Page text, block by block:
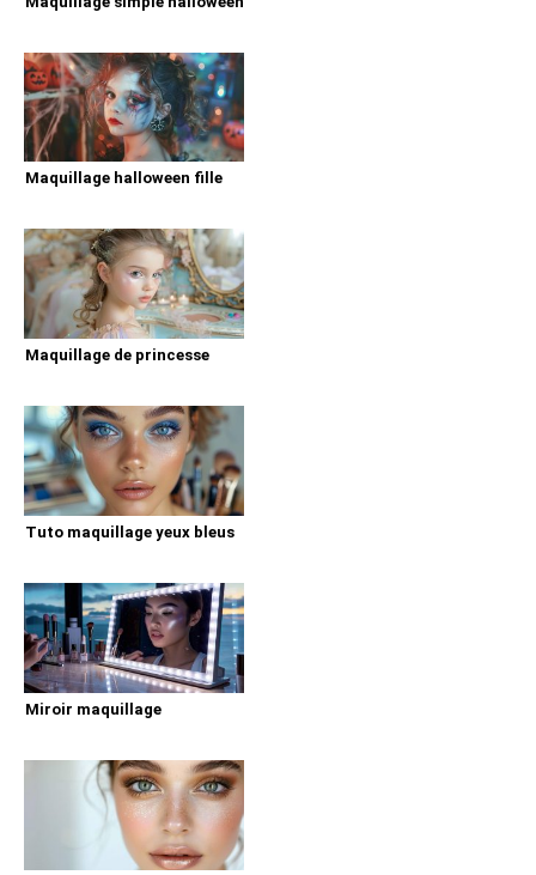
Maquillage halloween fille
Maquillage de princesse
Tuto maquillage yeux bleus
Miroir maquillage